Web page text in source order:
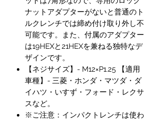
ナットアダプターがないと普通のト
ルクレンチでは締め付け取り外し不
可能です。また、付属のアダプター
は19HEXと21HEXを兼ねる独特なデ
ザインです。
【ネジサイズ】- M12×P1.25 【適用
車種】- 三菱・ホンダ・マツダ・ダ
イハツ・いすず・フォード・レクサ
スなど。
※ご注意：インパクトレンチは使わ